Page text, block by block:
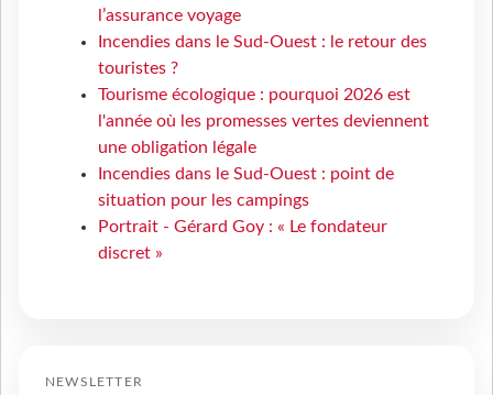
l’assurance voyage
Incendies dans le Sud-Ouest : le retour des
touristes ?
Tourisme écologique : pourquoi 2026 est
l'année où les promesses vertes deviennent
une obligation légale
Incendies dans le Sud-Ouest : point de
situation pour les campings
Portrait - Gérard Goy : « Le fondateur
discret »
NEWSLETTER